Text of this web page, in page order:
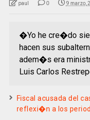
paul 0 9 marzo,
�Yo he cre�do
hacen sus
adem�s era
Luis Carlos
Fiscal acusada del
reflexi�n a los